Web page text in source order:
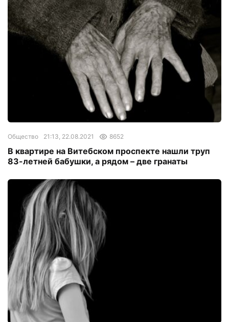
Общество 21:13, 22.08.2021 8652
В квартире на Витебском проспекте нашли труп
83-летней бабушки, а рядом – две гранаты